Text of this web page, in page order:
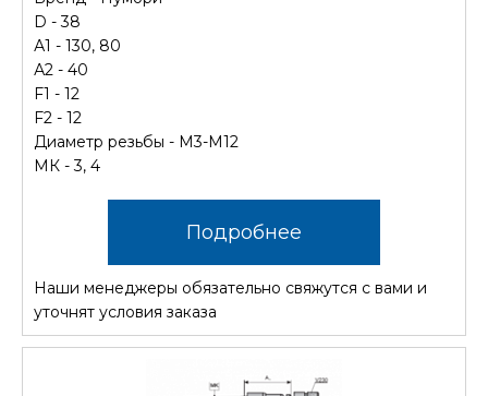
D - 38
А1 - 130, 80
А2 - 40
F1 - 12
F2 - 12
Диаметр резьбы - М3-М12
МК - 3, 4
Подробнее
Наши менеджеры обязательно свяжутся с вами и
уточнят условия заказа